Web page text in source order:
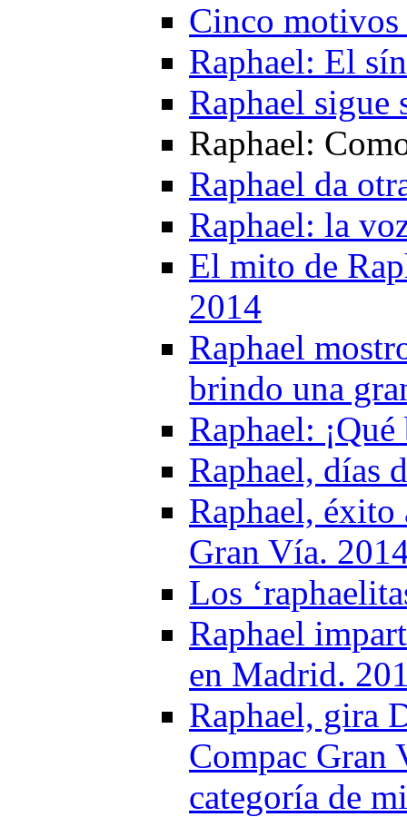
Cinco motivos
Raphael: El
Raphael sigue
Raphael:
Raphael da
Raphael: la
El mito de
2014
Raphael
brindo una
Raphael:
Raphael, días
Raphael, éxito
Gran Vía.
Los
Raphael
en Madrid.
Raphael, gira
Compac Gran
categoría de